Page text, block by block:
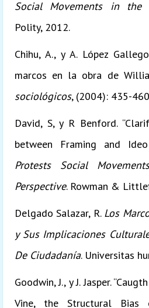
Social Movements in the
Polity, 2012.
Chihu, A., y A. López
marcos en la obra de
sociológicos, (2004): 435-
David, S, y R Benford.
between Framing and
Protests Social
Perspective. Rowman &
Delgado Salazar, R. Los
y Sus Implicaciones
De Ciudadanía. Universitas
Goodwin, J., y J. Jasper.
Vine, the Structural Bias